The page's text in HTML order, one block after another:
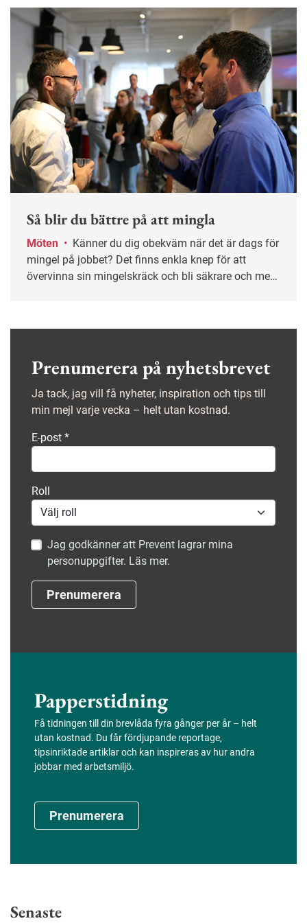
Så blir du bättre på att mingla
Möten •
mingel på jobbet? Det finns enkla knep för att
övervinna sin mingelskräck och bli säkrare och mer
Prenumerera på nyhetsbrevet
Ja tack, jag vill få nyheter, inspiration och tips till
min mejl varje vecka – helt utan kostnad.
E-post *
Roll
Jag godkänner att Prevent lagrar mina
personuppgifter. Läs mer.
Prenumerera
Papperstidning
Få tidningen till din brevlåda fyra gånger per år – helt
utan kostnad. Du får fördjupande reportage,
tipsinriktade artiklar och kan inspireras av hur andra
jobbar med arbetsmiljö.
Prenumerera
Senaste